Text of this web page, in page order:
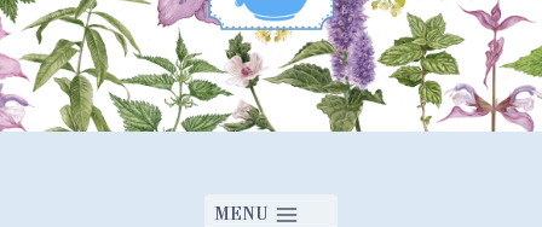
MENU